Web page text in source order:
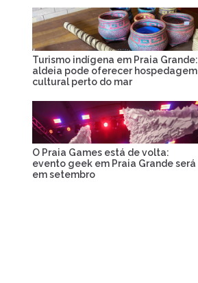
Turismo indígena em Praia Grande:
aldeia pode oferecer hospedagem
cultural perto do mar
O Praia Games está de volta:
evento geek em Praia Grande será
em setembro